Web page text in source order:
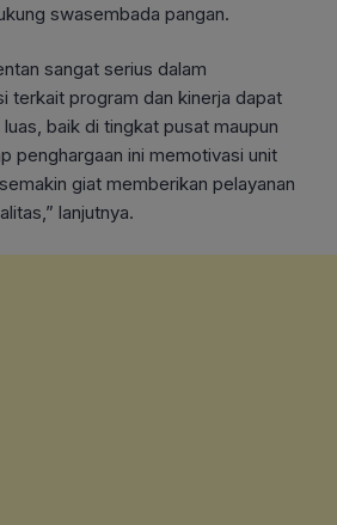
swasembada pangan.
sangat serius dalam
terkait program dan kinerja dapat
baik di tingkat pusat maupun
penghargaan ini memotivasi unit
giat memberikan pelayanan
lanjutnya.